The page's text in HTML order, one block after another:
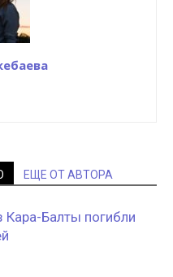
ЕЩЕ ОТ АВТОРА
Кара-Балты погибли